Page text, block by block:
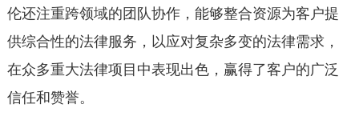
伦还注重跨领域的团队协作，能够整合资源为客户提
供综合性的法律服务，以应对复杂多变的法律需求，
在众多重大法律项目中表现出色，赢得了客户的广泛
信任和赞誉。